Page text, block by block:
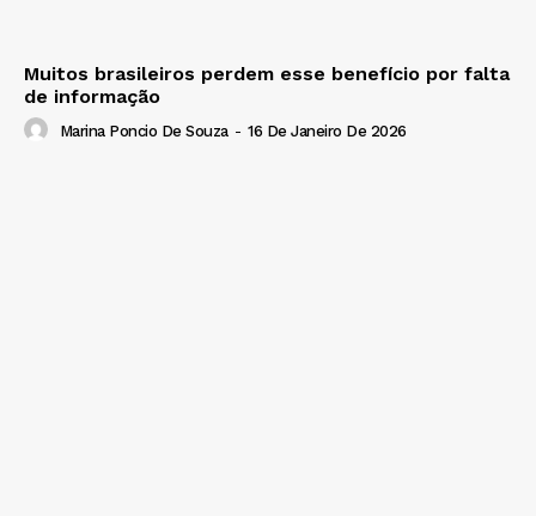
Muitos brasileiros perdem esse benefício por falta
de informação
Marina Poncio De Souza - 16 De Janeiro De 2026